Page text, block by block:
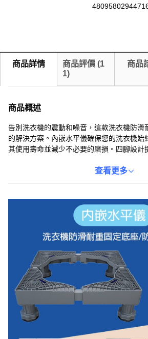
商品詳情 商品評價 (1
1)
商品
商品概述
告別洗衣機的震動和噪音，這款洗衣機防滑
的解決方案。內嵌水平儀確保您的洗衣機始
其使用壽命並減少不必要的磨損。四腳設計
簡便，無需專業工具，即可輕鬆完成。
查看更多